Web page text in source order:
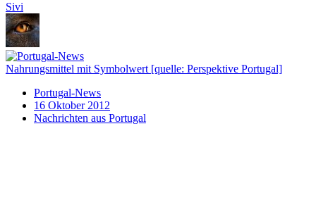
Sivi
Nahrungsmittel mit Symbolwert [quelle: Perspektive Portugal]
Portugal-News
16 Oktober 2012
Nachrichten aus Portugal